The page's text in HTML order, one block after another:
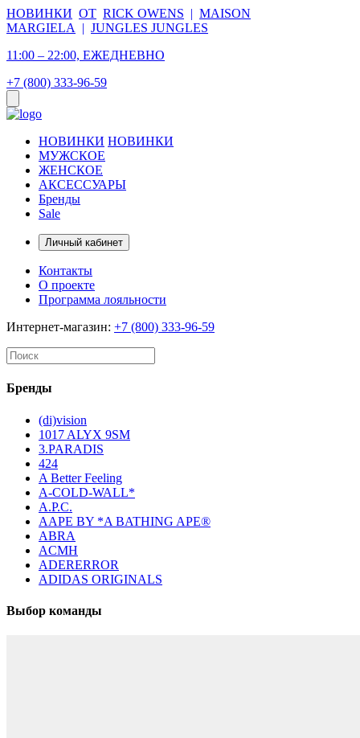
НОВИНКИ ОТ RICK OWENS | MAISON
MARGIELA
| JUNGLES JUNGLES
11:00 – 22:00, ЕЖЕДНЕВНО
+7 (800) 333-96-59
НОВИНКИ НОВИНКИ
МУЖСКОЕ
ЖЕНСКОЕ
АКСЕССУАРЫ
Бренды
Sale
Личный кабинет
Контакты
О проекте
Программа лояльности
Интернет-магазин: +7 (800) 333-96-59
Бренды
(di)vision
1017 ALYX 9SM
3.PARADIS
424
A Better Feeling
A-COLD-WALL*
A.P.C.
AAPE BY *A BATHING APE®
ABRA
ACMH
ADERERROR
ADIDAS ORIGINALS
Выбор команды